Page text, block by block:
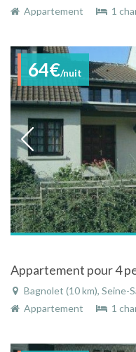
Appartement 1
64€/nuit
Bagnolet (10 km), Seine-
Appartement
1